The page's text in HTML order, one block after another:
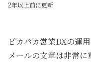
2年以上前に更新
ピカパカ営業DXの運
メールの文章は非常に